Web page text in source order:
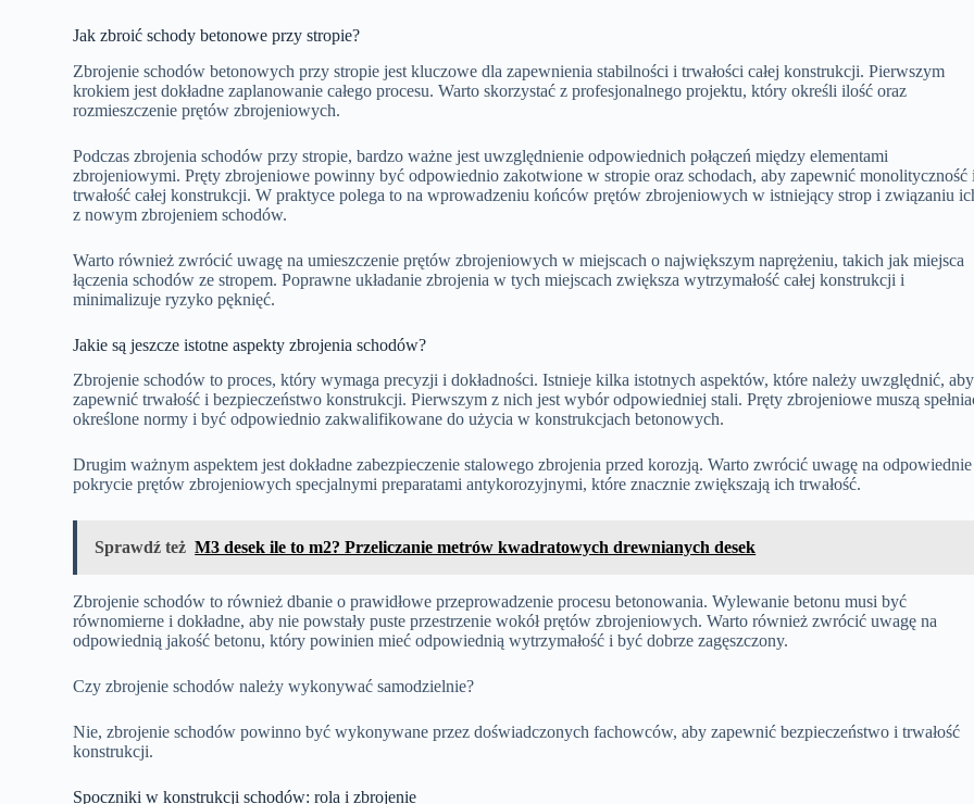
Jak zbroić schody betonowe przy stropie?
Zbrojenie schodów betonowych przy stropie jest kluczowe dla zapewnienia stabilności i trwałości całej konstrukcji. Pierwszym
krokiem jest dokładne zaplanowanie całego procesu. Warto skorzystać z profesjonalnego projektu, który określi ilość oraz
rozmieszczenie prętów zbrojeniowych.
Podczas zbrojenia schodów przy stropie, bardzo ważne jest uwzględnienie odpowiednich połączeń między elementami
zbrojeniowymi. Pręty zbrojeniowe powinny być odpowiednio zakotwione w stropie oraz schodach, aby zapewnić monolityczność
trwałość całej konstrukcji. W praktyce polega to na wprowadzeniu końców prętów zbrojeniowych w istniejący strop i związaniu
z nowym zbrojeniem schodów.
Warto również zwrócić uwagę na umieszczenie prętów zbrojeniowych w miejscach o największym naprężeniu, takich jak miejsca
łączenia schodów ze stropem. Poprawne układanie zbrojenia w tych miejscach zwiększa wytrzymałość całej konstrukcji i
minimalizuje ryzyko pęknięć.
Jakie są jeszcze istotne aspekty zbrojenia schodów?
Zbrojenie schodów to proces, który wymaga precyzji i dokładności. Istnieje kilka istotnych aspektów, które należy uwzględnić, aby
zapewnić trwałość i bezpieczeństwo konstrukcji. Pierwszym z nich jest wybór odpowiedniej stali. Pręty zbrojeniowe muszą
określone normy i być odpowiednio zakwalifikowane do użycia w konstrukcjach betonowych.
Drugim ważnym aspektem jest dokładne zabezpieczenie stalowego zbrojenia przed korozją. Warto zwrócić uwagę na odpowiednie
pokrycie prętów zbrojeniowych specjalnymi preparatami antykorozyjnymi, które znacznie zwiększają ich trwałość.
Sprawdź też M3 desek ile to m2? Przeliczanie metrów kwadratowych drewnianych desek
Zbrojenie schodów to również dbanie o prawidłowe przeprowadzenie procesu betonowania. Wylewanie betonu musi być
równomierne i dokładne, aby nie powstały puste przestrzenie wokół prętów zbrojeniowych. Warto również zwrócić uwagę na
odpowiednią jakość betonu, który powinien mieć odpowiednią wytrzymałość i być dobrze zagęszczony.
Czy zbrojenie schodów należy wykonywać samodzielnie?
Nie, zbrojenie schodów powinno być wykonywane przez doświadczonych fachowców, aby zapewnić bezpieczeństwo i trwałość
konstrukcji.
Spoczniki w konstrukcji schodów: rola i zbrojenie